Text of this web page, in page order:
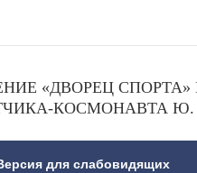
«ДВОРЕЦ СПОРТА»
КОСМОНАВТА Ю.
для слабовидящих